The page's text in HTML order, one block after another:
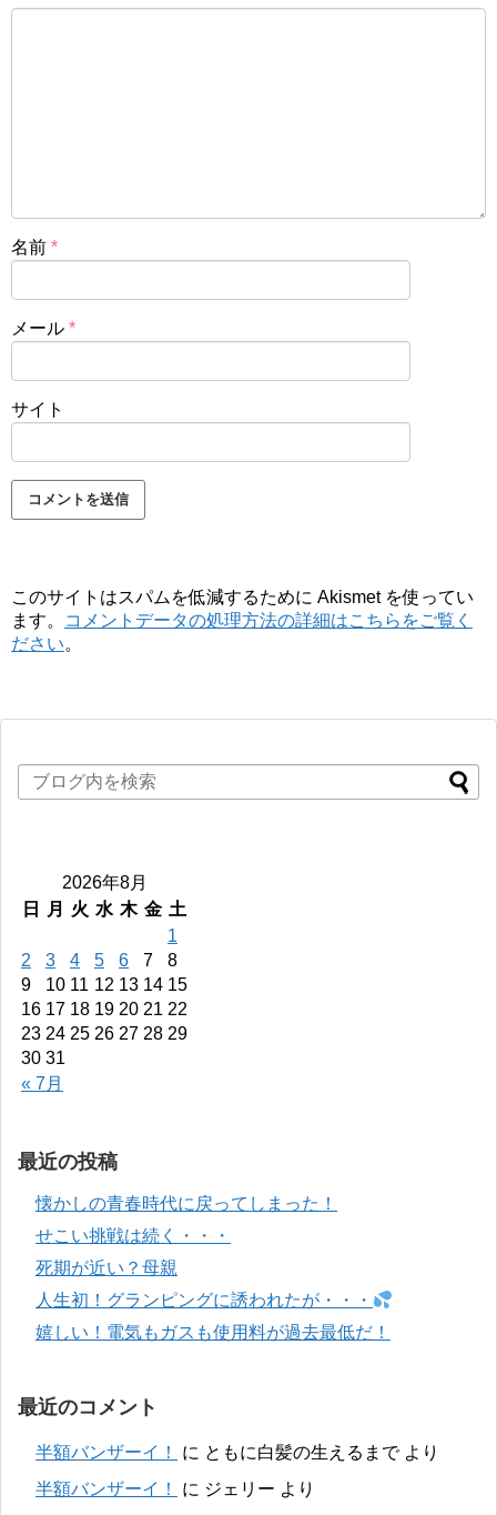
名前 *
メール *
サイト
このサイトはスパムを低減するために Akismet を使ってい
ます。
コメントデータの処理方法の詳細はこちらをご覧く
ださい。
2026年8月
日
月 火 水 木 金 土
« 7月
1
2
3 4 5 6 7
8
9
10 11 12 13 14 15
16 17 18 19 20 21 22
23 24 25 26 27 28 29
30 31
最近の投稿
懐かしの青春時代に戻ってしまった！
せこい挑戦は続く・・・
死期が近い？母親
人生初！グランピングに誘われたが・・・
嬉しい！電気もガスも使用料が過去最低だ！
最近のコメント
半額バンザーイ！ に ともに白髪の生えるまでより
半額バンザーイ！
に ジェリー より